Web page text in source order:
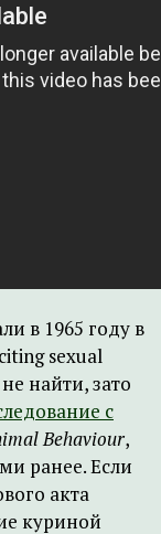
в 1965 году в
sexual
найти, зато
с
Behaviour,
ранее. Если
акта
куриной